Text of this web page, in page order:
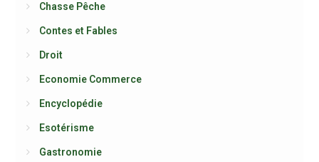
Chasse Pêche
Contes et Fables
Droit
Economie Commerce
Encyclopédie
Esotérisme
Gastronomie